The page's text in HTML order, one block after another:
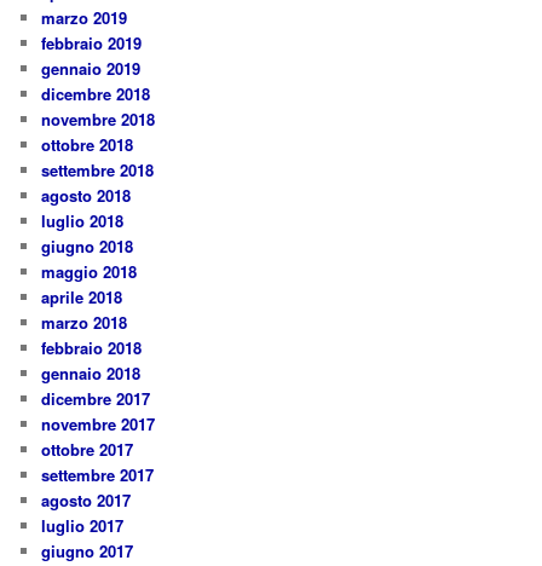
marzo 2019
febbraio 2019
gennaio 2019
dicembre 2018
novembre 2018
ottobre 2018
settembre 2018
agosto 2018
luglio 2018
giugno 2018
maggio 2018
aprile 2018
marzo 2018
febbraio 2018
gennaio 2018
dicembre 2017
novembre 2017
ottobre 2017
settembre 2017
agosto 2017
luglio 2017
giugno 2017